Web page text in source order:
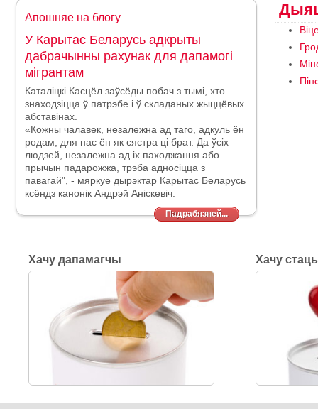
Апошняе на блогу
У Карытас Беларусь адкрыты
дабрачынны рахунак для дапамогі
мігрантам
Каталіцкі Касцёл заўсёды побач з тымі, хто
знаходзіцца ў патрэбе і ў складаных жыццёвых
абставінах.
«Кожны чалавек, незалежна ад таго, адкуль ён
родам, для нас ён як сястра ці брат. Да ўсіх
людзей, незалежна ад іх паходжання або
прычын падарожжа, трэба адносіцца з
павагай", - мяркуе дырэктар Карытас Беларусь
ксёндз канонік Андрэй Аніскевіч.
Падрабязней...
Хачу дапамагчы Хачу